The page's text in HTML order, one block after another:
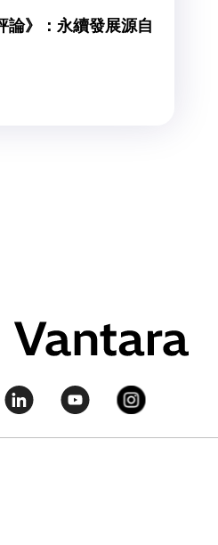
論》：永續發展源自